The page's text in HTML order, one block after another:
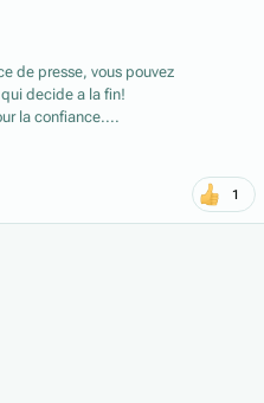
de presse, vous pouvez
decide a la fin!
la confiance....
1